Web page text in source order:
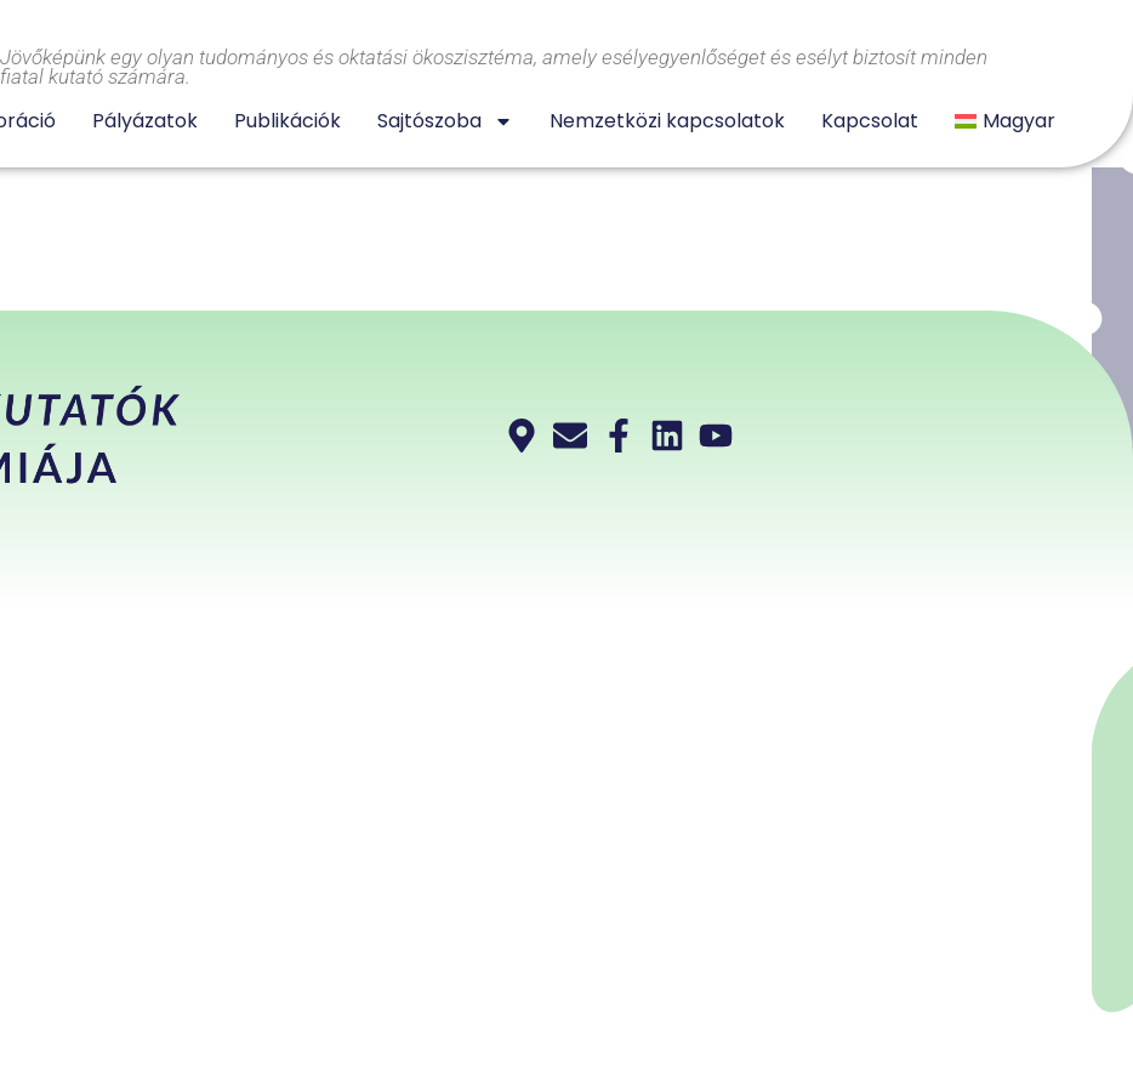
Jövőképünk egy olyan tudományos és oktatási ökoszisztéma, amely esélyegyenlőséget és esélyt biztosít minden
fiatal kutató számára.
Pályázatok Publikációk Sajtószoba Nemzetközi kapcsolatok Kapcsolat Magyar